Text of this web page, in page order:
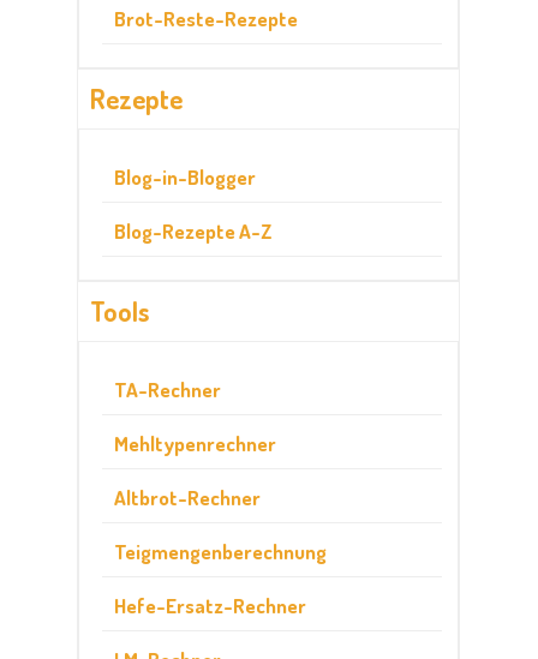
Brot-Reste-Rezepte
Rezepte
Blog-in-Blogger
Blog-Rezepte A-Z
Tools
TA-Rechner
Mehltypenrechner
Altbrot-Rechner
Teigmengenberechnung
Hefe-Ersatz-Rechner